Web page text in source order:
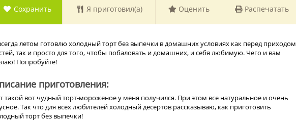
Сохранить Я приготовил(а) Оценить Распечатать
летом готовлю холодный торт без выпечки в домашних условиях как перед приходом
так и просто для того, чтобы побаловать и домашних, и себя любимую. Чего и вам
Попробуйте!
приготовления:
такой вот чудный торт-мороженое у меня получился. При этом все натуральное и очень
Так что для всех любителей холодный десертов рассказываю, как приготовить
торт без выпечки!